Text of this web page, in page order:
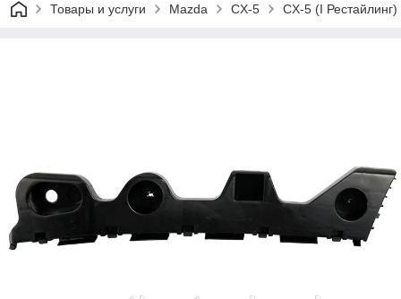
Товары и услуги Mazda CX-5 CX-5 (I